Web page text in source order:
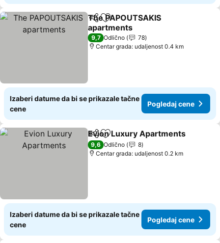
Deli Dodati u favorite
The PAPOUTSAKIS
apartments
9,7 Odlično
78
Centar grada: udaljenost 0.4 km
Izaberi datume da bi se prikazale tačne
cene
Pogledaj cene
Deli Dodati u favorite
Evion Luxury Apartments
9,6 Odlično
8
Centar grada: udaljenost 0.2 km
Izaberi datume da bi se prikazale tačne
cene
Pogledaj cene